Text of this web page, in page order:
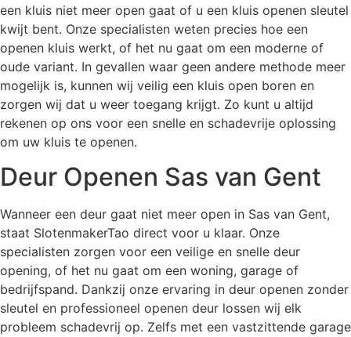
een kluis niet meer open gaat of u een kluis openen sleutel
kwijt bent. Onze specialisten weten precies hoe een
openen kluis werkt, of het nu gaat om een moderne of
oude variant. In gevallen waar geen andere methode meer
mogelijk is, kunnen wij veilig een kluis open boren en
zorgen wij dat u weer toegang krijgt. Zo kunt u altijd
rekenen op ons voor een snelle en schadevrije oplossing
om uw kluis te openen.
Deur Openen Sas van Gent
Wanneer een deur gaat niet meer open in Sas van Gent,
staat SlotenmakerTao direct voor u klaar. Onze
specialisten zorgen voor een veilige en snelle deur
opening, of het nu gaat om een woning, garage of
bedrijfspand. Dankzij onze ervaring in deur openen zonder
sleutel en professioneel openen deur lossen wij elk
probleem schadevrij op. Zelfs met een vastzittende garage